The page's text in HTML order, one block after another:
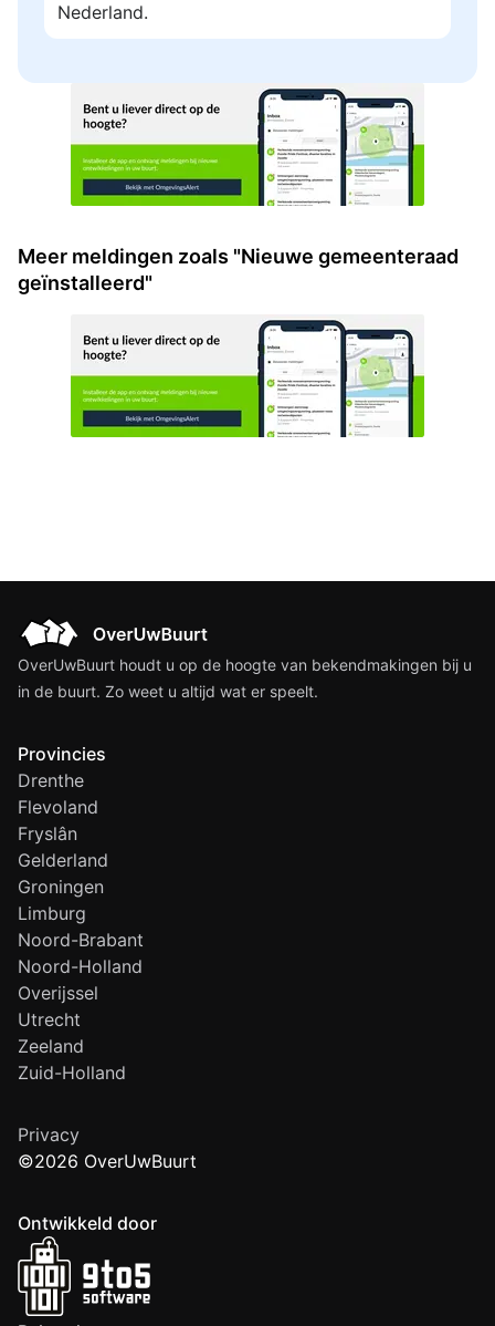
Nederland.
Meer meldingen zoals "Nieuwe gemeenteraad
geïnstalleerd"
OverUwBuurt houdt u op de hoogte van bekendmakingen bij u
in de buurt. Zo weet u altijd wat er speelt.
Provincies
Drenthe
Flevoland
Fryslân
Gelderland
Groningen
Limburg
Noord-Brabant
Noord-Holland
Overijssel
Utrecht
Zeeland
Zuid-Holland
Privacy
©2026 OverUwBuurt
Ontwikkeld door